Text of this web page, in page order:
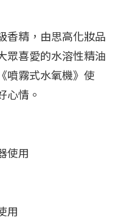
香精，由思高化妝品
眾喜愛的水溶性精油
噴霧式水氧機》使
心情。
使用
用